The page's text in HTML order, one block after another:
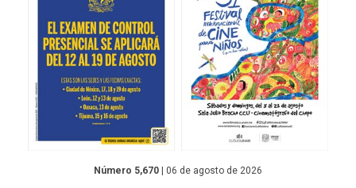
Número 5,670 | 06 de agosto de 2026